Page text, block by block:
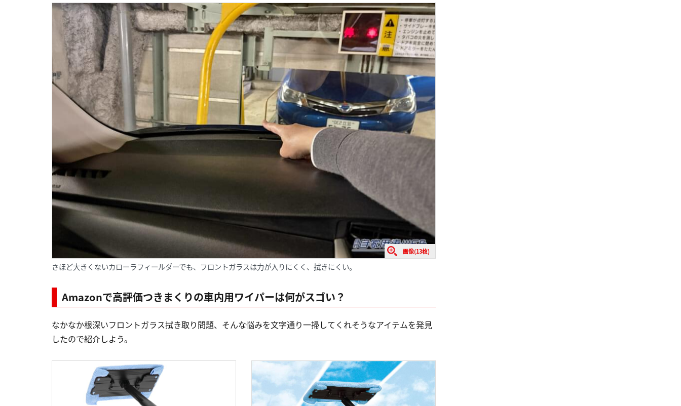
画像(13枚)
さほど大きくないカローラフィールダーでも、フロントガラスは力が入りにくく、拭きにくい。
Amazonで高評価つきまくりの車内用ワイパーは何がスゴい？
なかなか根深いフロントガラス拭き取り問題、そんな悩みを文字通り一掃してくれそうなアイテムを発見
したので紹介しよう。